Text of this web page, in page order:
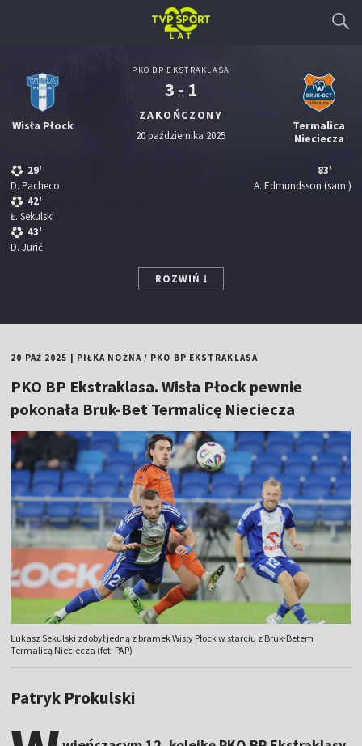
Wisła Płock
29'
D. Pacheco
42'
Ł. Sekulski
43'
D. Jurić
PKO BP EKSTRAKLASA
3 - 1
ZAKOŃCZONY
20 października 2025
Termalica
Nieciecza
83'
A. Edmundsson (sam.)
ROZWIŃ
20 PAŹ 2025 PIŁKA NOŻNA/ PKO BP EKSTRAKLASA
PKO BP Ekstraklasa. Wisła Płock pewnie
pokonała Bruk-Bet Termalicę Nieciecza
Łukasz Sekulski zdobył jedną z bramek Wisły Płock w starciu z Bruk-Betem
Termalicą Nieciecza (fot. PAP)
Patryk Prokulski